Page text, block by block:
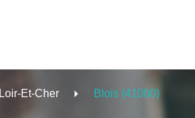
Loir-Et-Cher Blois (41000)